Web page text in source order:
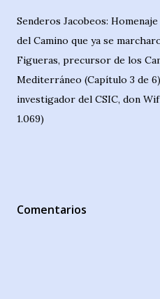
Senderos Jacobeos:
del Camino que ya se
Figueras, precursor de los
Mediterráneo (Capítulo 3 de
investigador del CSIC, don
1.069)
Comentarios